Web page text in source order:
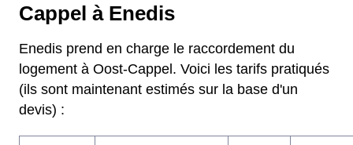
Cappel à Enedis
Enedis prend en charge le raccordement du
logement à Oost-Cappel. Voici les tarifs pratiqués
(ils sont maintenant estimés sur la base d'un
devis) :